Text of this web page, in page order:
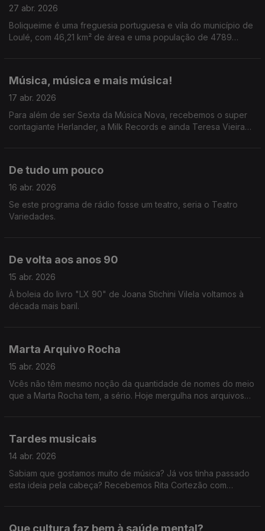
27 abr. 2026
Boliqueime é uma freguesia portuguesa e vila do município de
Loulé, com 46,21 km² de área e uma população de 4789
Música, música e mais música!
17 abr. 2026
Para além de ser Sexta da Música Nova, recebemos o super
contagiante Herlander, a Milk Records e ainda Teresa Vieira
De tudo um pouco
16 abr. 2026
Se este programa de rádio fosse um teatro, seria o Teatro
Variedades.
De volta aos anos 90
15 abr. 2026
À boleia do livro "LX 90" de Joana Stichini Vilela voltamos à
década mais baril.
Marta Arquivo Rocha
15 abr. 2026
Vcês não têm mesmo noção da quantidade de nomes do meio
que a Marta Rocha tem, a sério. Hoje mergulha nos arquivos
Tardes musicais
14 abr. 2026
Sabiam que gostamos muito de música? Já vos tinha passado
esta ideia pela cabeça? Recebemos Rita Cortezão com
Que cultura faz bem à saúde mental?